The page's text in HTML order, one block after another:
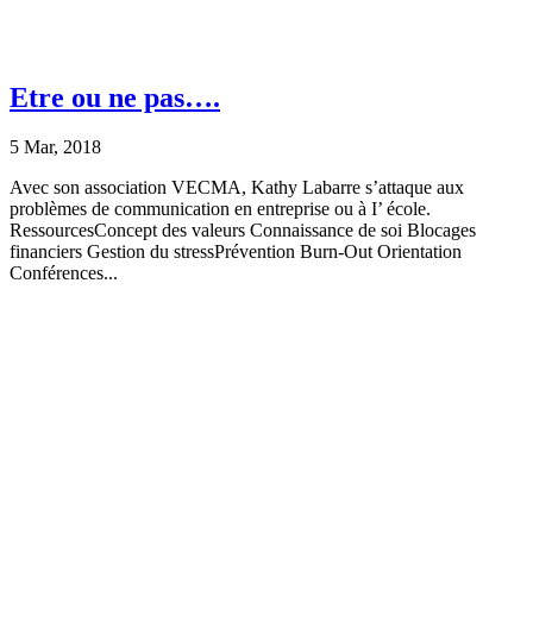
Etre ou ne pas….
5 Mar, 2018
Avec son association VECMA, Kathy Labarre s’attaque aux
problèmes de communication en entreprise ou à I’ école.
RessourcesConcept des valeurs Connaissance de soi Blocages
financiers Gestion du stressPrévention Burn-Out Orientation
Conférences...